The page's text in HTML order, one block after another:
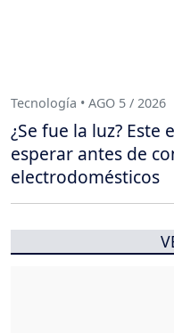
Tecnología • AGO 5 / 2026
¿Se fue la luz?
esperar antes de
electrodomésticos